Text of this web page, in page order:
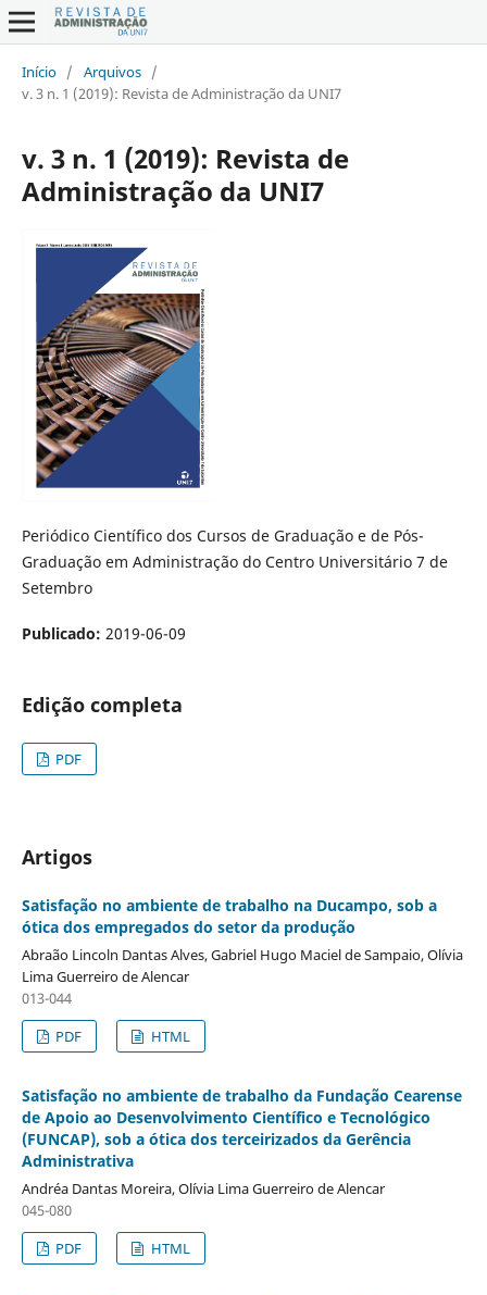
Início / Arquivos /
v. 3 n. 1 (2019): Revista de Administração da UNI7
v. 3 n. 1 (2019): Revista de
Administração da UNI7
Periódico Científico dos Cursos de Graduação e de Pós-
Graduação em Administração do Centro Universitário 7 de
Setembro
Publicado: 2019-06-09
Edição completa
PDF
Artigos
Satisfação no ambiente de trabalho na Ducampo, sob a
ótica dos empregados do setor da produção
Abraão Lincoln Dantas Alves, Gabriel Hugo Maciel de Sampaio, Olívia
Lima Guerreiro de Alencar
013-044
PDF
HTML
Satisfação no ambiente de trabalho da Fundação Cearense
de Apoio ao Desenvolvimento Científico e Tecnológico
(FUNCAP), sob a ótica dos terceirizados da Gerência
Administrativa
Andréa Dantas Moreira, Olívia Lima Guerreiro de Alencar
045-080
PDF
HTML